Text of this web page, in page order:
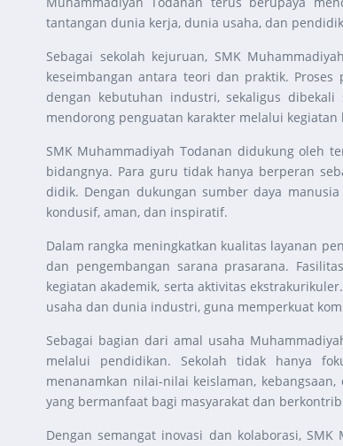
tantangan dunia kerja, dunia usaha, dan
Sebagai sekolah kejuruan, SMK
keseimbangan antara teori dan praktik.
dengan kebutuhan industri, sekaligus
mendorong penguatan karakter melalui
SMK Muhammadiyah Todanan didukung oleh
bidangnya. Para guru tidak hanya berperan
didik. Dengan dukungan sumber daya
kondusif, aman, dan inspiratif.
Dalam rangka meningkatkan kualitas layanan
dan pengembangan sarana prasarana.
kegiatan akademik, serta aktivitas
usaha dan dunia industri, guna memperkuat
Sebagai bagian dari amal usaha
melalui pendidikan. Sekolah tidak hanya
menanamkan nilai-nilai keislaman,
yang bermanfaat bagi masyarakat dan
Dengan semangat inovasi dan kolaborasi,